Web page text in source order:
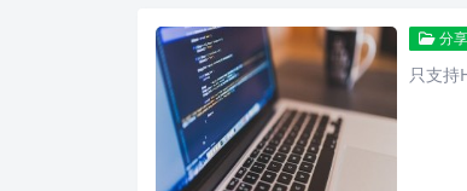
分享
只支持